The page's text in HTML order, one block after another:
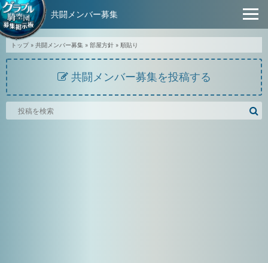
トップ» 共闘メンバー募集 » 部屋方針 » 順貼り
共闘メンバー募集を投稿する
騎
共闘メンバー募集